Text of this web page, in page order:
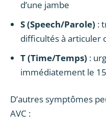
d’une jambe
S (Speech/Parole) :
difficultés à articuler
T (Time/Temps) :
immédiatement le
D’autres symptômes
AVC :